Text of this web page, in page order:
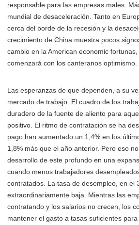
responsable para las empresas males.
mundial de desaceleración. Tanto en
cerca del borde de la recesión y la
crecimiento de China muestra pocos
cambio en la American economic fortunas,
comenzará con los canteranos optimismo.
Las esperanzas de que dependen, a su
mercado de trabajo. El cuadro de los
duradero de la fuente de aliento para
positivo. El ritmo de contratación se ha
pago han aumentado un 1,4% en los
1,8% más que el año anterior. Pero eso
desarrollo de este profundo en una
cuando menos trabajadores
contratados. La tasa de desempleo, en el
extraordinariamente baja. Mientras las
contratando y los salarios no crecen, los
mantener el gasto a tasas suficientes